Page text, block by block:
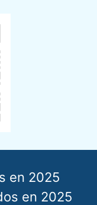
en 2025
en 2025